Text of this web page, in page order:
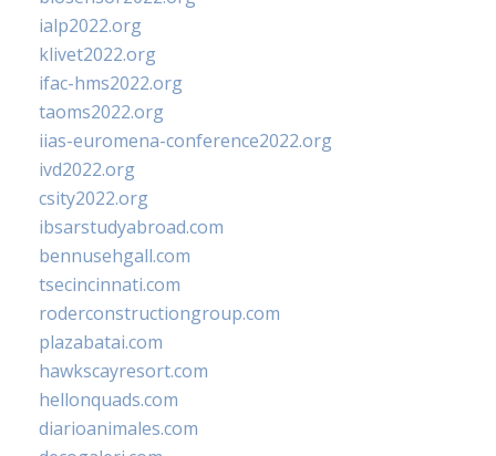
ialp2022.org
klivet2022.org
ifac-hms2022.org
taoms2022.org
iias-euromena-conference2022.org
ivd2022.org
csity2022.org
ibsarstudyabroad.com
bennusehgall.com
tsecincinnati.com
roderconstructiongroup.com
plazabatai.com
hawkscayresort.com
hellonquads.com
diarioanimales.com